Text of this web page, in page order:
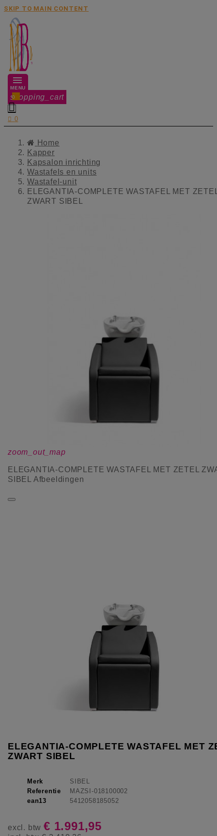
SKIP TO MAIN CONTENT
MENU
shopping_cart
0

 0
Home
Kapper
Kapsalon inrichting
Wastafels en units
Wastafel-unit
ELEGANTIA-COMPLETE WASTAFEL MET
ZWART SIBEL
zoom_out_map
ELEGANTIA-COMPLETE WASTAFEL MET ZETEL
SIBEL Afbeeldingen
ELEGANTIA-COMPLETE WASTAFEL MET
ZWART SIBEL
Merk
SIBEL
Referentie
MAZSI-018100002
ean13
5412058185052
excl. btw € 1.991,95